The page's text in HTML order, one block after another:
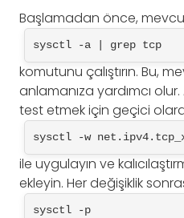
Başlamadan önce,
sysctl -a | grep tcp
komutunu çalıştırın. Bu,
anlamanıza yardımcı
test etmek için geçici
sysctl -w
ile uygulayın ve
ekleyin. Her değişiklik
sysctl -p